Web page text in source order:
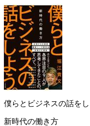
僕らとビジネスの話をし
新時代の働き方